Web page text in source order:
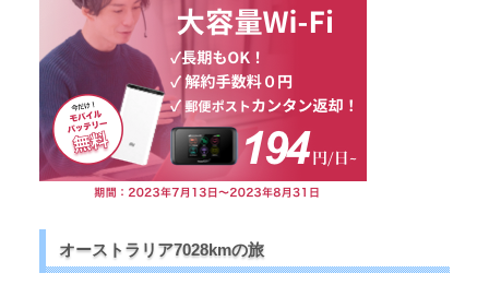
オーストラリア7028kmの旅